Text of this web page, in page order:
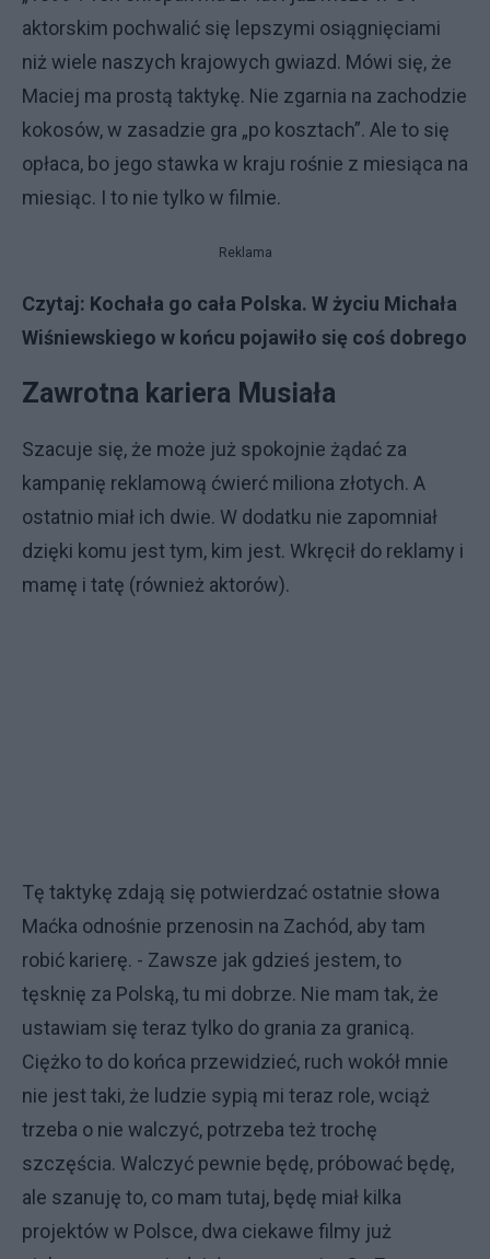
aktorskim pochwalić się lepszymi osiągnięciami
niż wiele naszych krajowych gwiazd. Mówi się, że
Maciej ma prostą taktykę. Nie zgarnia na zachodzie
kokosów, w zasadzie gra „po kosztach”. Ale to się
opłaca, bo jego stawka w kraju rośnie z miesiąca na
miesiąc. I to nie tylko w filmie.
Reklama
Czytaj: Kochała go cała Polska. W życiu Michała
Wiśniewskiego w końcu pojawiło się coś dobrego
Zawrotna kariera Musiała
Szacuje się, że może już spokojnie żądać za
kampanię reklamową ćwierć miliona złotych. A
ostatnio miał ich dwie. W dodatku nie zapomniał
dzięki komu jest tym, kim jest. Wkręcił do reklamy i
mamę i tatę (również aktorów).
Tę taktykę zdają się potwierdzać ostatnie słowa
Maćka odnośnie przenosin na Zachód, aby tam
robić karierę. - Zawsze jak gdzieś jestem, to
tęsknię za Polską, tu mi dobrze. Nie mam tak, że
ustawiam się teraz tylko do grania za granicą.
Ciężko to do końca przewidzieć, ruch wokół mnie
nie jest taki, że ludzie sypią mi teraz role, wciąż
trzeba o nie walczyć, potrzeba też trochę
szczęścia. Walczyć pewnie będę, próbować będę,
ale szanuję to, co mam tutaj, będę miał kilka
projektów w Polsce, dwa ciekawe filmy już